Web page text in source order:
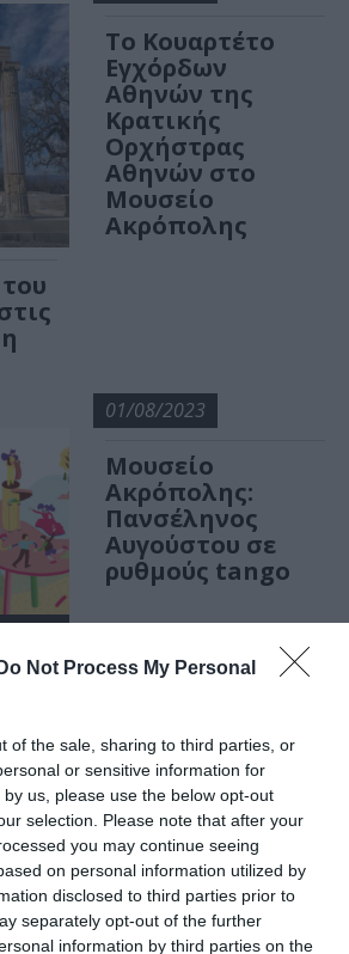
Do Not Process My Personal
of the sale, sharing to third parties, or
or sensitive information for
us, please use the below opt-out
selection. Please note that after your
you may continue seeing
on personal information utilized by
disclosed to third parties prior to
separately opt-out of the further
information by third parties on the
Το Κουαρτέτο
Εγχόρδων
Αθηνών της
Κρατικής
Ορχήστρας
Αθηνών στο
Μουσείο
Ακρόπολης
01/08/2023
Μουσείο
Ακρόπολης:
Πανσέληνος
Αυγούστου σε
ρυθμούς tango